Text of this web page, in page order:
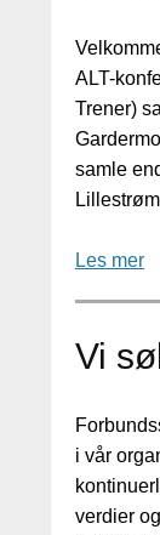
ALT-
Trener)
samle
Les mer
Vi
i vår
verdier